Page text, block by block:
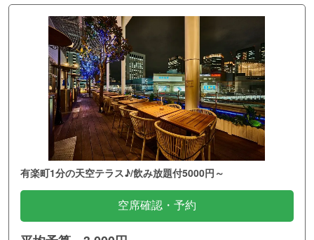
有楽町1分の天空テラス♪/飲み放題付5000円～
空席確認・予約